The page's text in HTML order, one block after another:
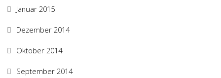
Januar 2015
Dezember 2014
Oktober 2014
September 2014